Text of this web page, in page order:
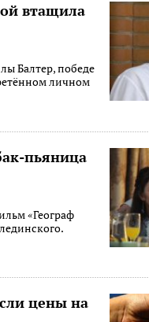
втащила
Балтер, победе
личном
пьяница
«Географ
цены на